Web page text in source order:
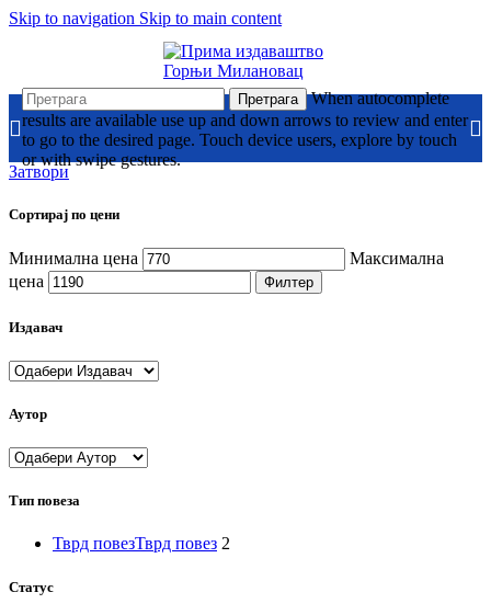
Skip to navigation Skip to main content
Претрага
When autocomplete
results are available use up and down arrows to review and enter
to go to the desired page. Touch device users, explore by touch
or with swipe gestures.
Затвори
Сортирај по цени
Минимална цена
Максимална
цена
Филтер
Издавач
Аутор
Тип повеза
Тврд повезТврд повез 2
Статус